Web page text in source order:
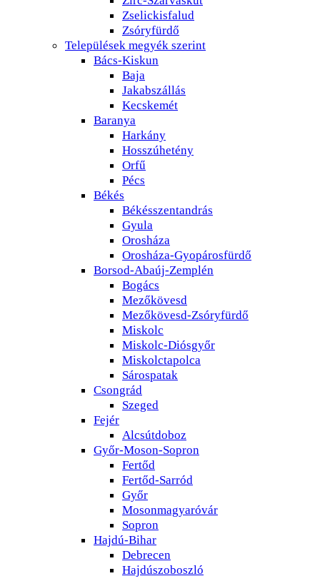
Zselickisfalud
Zsóryfürdő
Települések megyék szerint
Bács-Kiskun
Baja
Jakabszállás
Kecskemét
Baranya
Harkány
Hosszúhetény
Orfű
Pécs
Békés
Békésszentandrás
Gyula
Orosháza
Orosháza-Gyopárosfürdő
Borsod-Abaúj-Zemplén
Bogács
Mezőkövesd
Mezőkövesd-Zsóryfürdő
Miskolc
Miskolc-Diósgyőr
Miskolctapolca
Sárospatak
Csongrád
Szeged
Fejér
Alcsútdoboz
Győr-Moson-Sopron
Fertőd
Fertőd-Sarród
Győr
Mosonmagyaróvár
Sopron
Hajdú-Bihar
Debrecen
Hajdúszoboszló